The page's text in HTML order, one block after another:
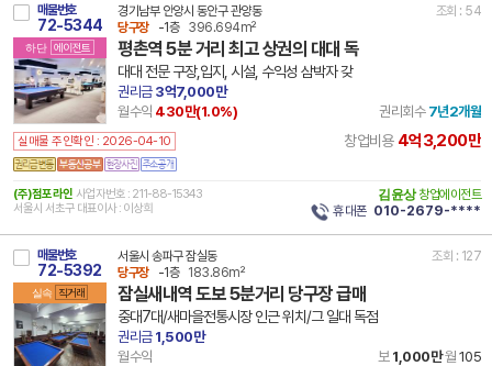
매물번호
72-5344
하단 에이전트
경기남부 안양시 동안구 관양동
조회 : 54
당구장
-1층 396.694m²
평촌역 5분 거리 최고 상권의 대대 독
대대 전문 구장,입지, 시설, 수익성 삼박자 갖
권리금3억7,000만
월수익 430만(1.0%) 권리회수 7년2개월
실매물 주인확인 : 2026-04-10 창업비용 4억3,200만
(주)점포라인 사업자번호 : 211-88-15343
서울시 서초구 대표이사 : 이상희
김윤상 창업에이전트
휴대폰 010-2679-****
매물번호
72-5392
실속 직거래
서울시 송파구 잠실동
조회 : 127
당구장
-1층 183.86m²
잠실새내역 도보 5분거리 당구장 급매
중대7대/새마을전통시장 인근 위치/그 일대 독점
권리금1,500만
월수익
보 1,000만 월 105